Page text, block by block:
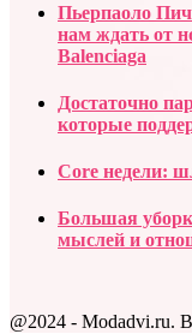
Пьерпаоло
нам ждать от
Balenciaga
Достаточно
которые
Core недели:
Большая
мыслей и
@2024 - Modadvi.ru.